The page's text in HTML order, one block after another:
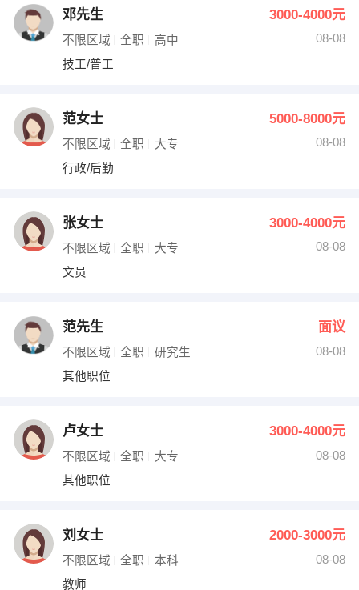
邓先生 3000-4000元
不限区域 全职 高中
08-08
技工/普工
范女士 5000-8000元
不限区域 全职 大专
08-08
行政/后勤
张女士 3000-4000元
不限区域 全职 大专
08-08
文员
范先生 面议
不限区域 全职 研究生
08-08
其他职位
卢女士 3000-4000元
不限区域 全职 大专
08-08
其他职位
刘女士 2000-3000元
不限区域 全职 本科
08-08
教师